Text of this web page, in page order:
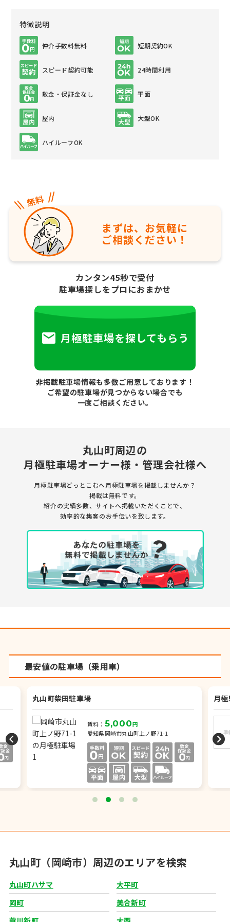
特徴説明
仲介手数料無料 短期契約OK
スピード契約可能 24時間利用
敷金・保証金なし 平面
屋内 大型OK
ハイルーフOK
まずは、お気軽に
ご相談ください！
カンタン45秒で受付
駐車場探しをプロにおまかせ
月極駐車場を探してもらう
非掲載駐車場情報も多数ご用意しております！
ご希望の駐車場が見つからない場合でも
一度ご相談ください。
丸山町周辺の
月極駐車場オーナー様・管理会社様へ
月極駐車場どっとこむへ月極駐車場を掲載しませんか？
掲載は無料です。
紹介の実績多数、サイトへ掲載いただくことで、
効率的な集客のお手伝いを致します。
最安値の駐車場（乗用車）
丸山町柴田駐車場
賃料： 5,000円
愛知県岡崎市丸山町上ノ野71-1
月
丸山町（岡崎市）周辺のエリアを検索
丸山町ハサマ
大平町
岡町
美合新町